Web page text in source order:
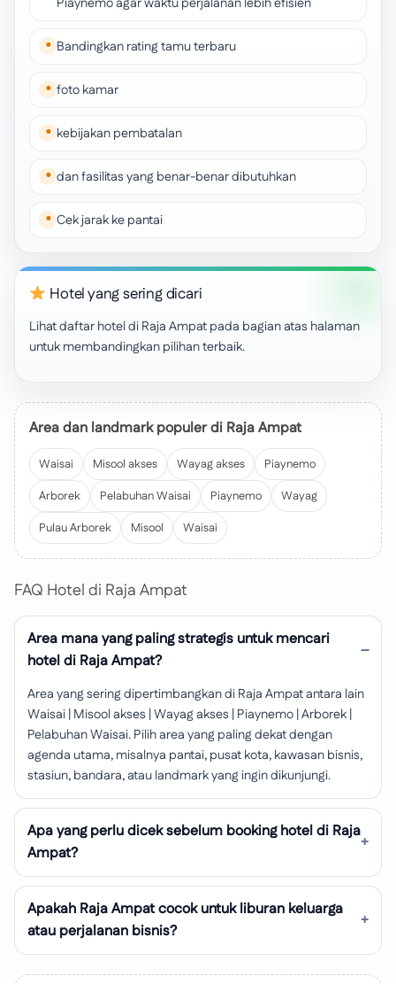
Bandingkan rating tamu terbaru
foto kamar
kebijakan pembatalan
dan fasilitas yang benar-benar dibutuhkan
Cek jarak ke pantai
Hotel yang sering dicari
Lihat daftar hotel di Raja Ampat pada bagian atas halaman
untuk membandingkan pilihan terbaik.
Area dan landmark populer di Raja Ampat
Waisai Misool akses Wayag akses
Piaynemo
Arborek
Pelabuhan Waisai Piaynemo
Wayag
Pulau Arborek
Misool Waisai
FAQ Hotel di Raja Ampat
Area mana yang paling strategis untuk mencari
hotel di Raja Ampat?
Area yang sering dipertimbangkan di Raja Ampat antara lain
Waisai | Misool akses | Wayag akses | Piaynemo | Arborek |
Pelabuhan Waisai. Pilih area yang paling dekat dengan
agenda utama, misalnya pantai, pusat kota, kawasan bisnis,
stasiun, bandara, atau landmark yang ingin dikunjungi.
Apa yang perlu dicek sebelum booking hotel di Raja
Ampat?
Apakah Raja Ampat cocok untuk liburan keluarga
atau perjalanan bisnis?